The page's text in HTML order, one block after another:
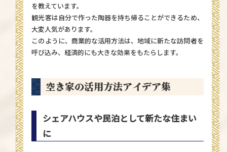
を教えています。
観光客は自分で作った陶器を持ち帰ることができるため、
大変人気があります。
このように、商業的な活用方法は、地域に新たな訪問者を
呼び込み、経済的にも大きな効果をもたらします。
空き家の活用方法アイデア集
シェアハウスや民泊として新たな住まい
に